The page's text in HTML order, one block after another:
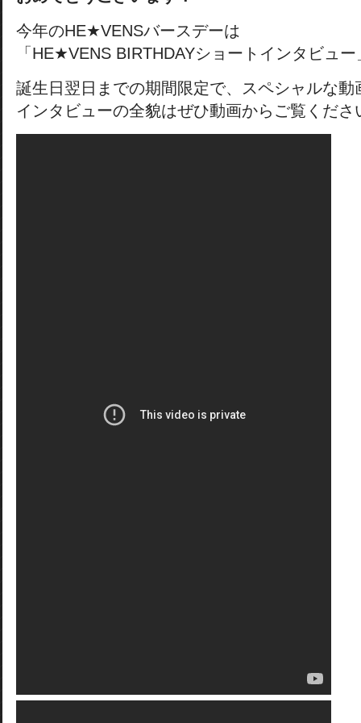
今年のHE★VENSバースデーは
「HE★VENS BIRTHDAYショートインタビュ
誕生日翌日までの期間限定で、スペシャルな
インタビューの全貌はぜひ動画からご覧くださ